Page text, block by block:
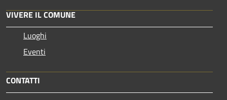
VIVERE IL COMUNE
Luoghi
Eventi
CONTATTI